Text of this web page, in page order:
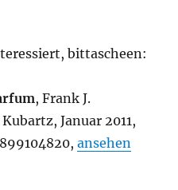
bittascheen:
, Frank J.
Januar 2011,
ansehen